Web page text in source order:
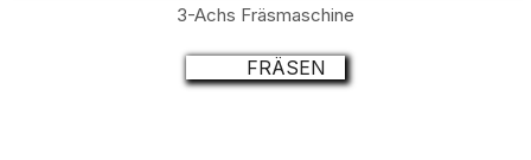
3-Achs Fräsmaschine
FRÄSEN